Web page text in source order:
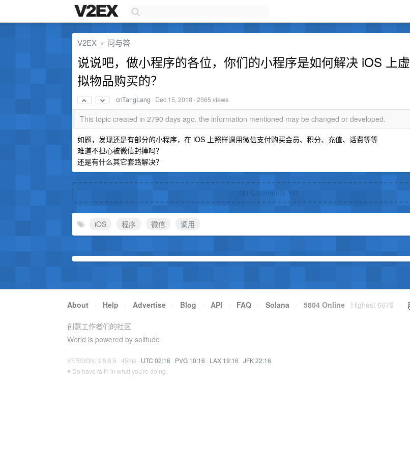
V2EX › 问与答
说说吧，做小程序的各位，你们的小程序是如何解决 iOS 上虚
拟物品购买的？
cnTangLang · Dec 15, 2018 · 2565 views
This topic created in 2790 days ago, the information mentioned may be changed or developed.
如题，发现还是有部分的小程序，在 iOS 上照样调用微信支付购买会员、积分、充值、话费等等
难道不担心被微信封掉吗？
还是有什么其它套路解决？
No Comments Yet
iOS 程序 微信 调用
About · Help · Advertise · Blog · API · FAQ · Solana · 5804 Online Highest 6679
创意工作者们的社区
World is powered by solitude
VERSION: 3.9.8.5 · 45ms · UTC 02:16 · PVG 10:16 · LAX 19:16 · JFK 22:16
♥ Do have faith in what you're doing.